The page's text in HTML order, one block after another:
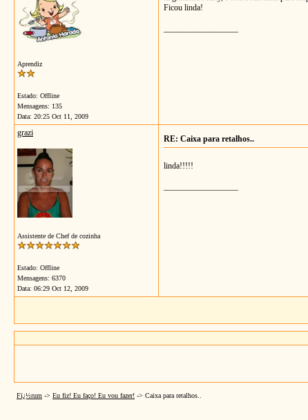
Aprendiz
Estado: Offline
Mensagens: 135
Data: 20:25 Oct 11, 2009
Ficou linda!
grazi
Assistente de Chef de cozinha
Estado: Offline
Mensagens: 6370
Data: 06:29 Oct 12, 2009
RE: Caixa para retalhos..
linda!!!!!
Fï¿½rum -> Eu fiz! Eu faço! Eu vou fazer! -> Caixa para retalhos..